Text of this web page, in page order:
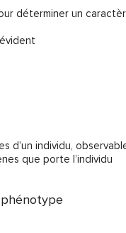
déterminer un
individu,
que porte l’individu